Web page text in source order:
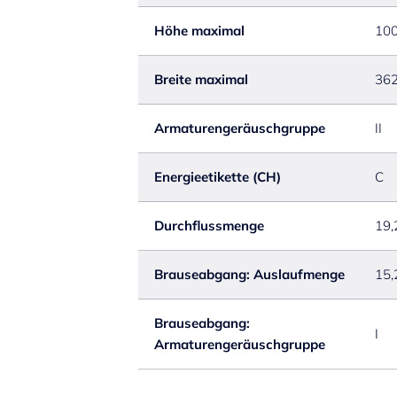
Höhe maximal
Breite maximal
Armaturengeräuschgruppe II
Energieetikette (CH) C
Durchflussmenge
Brauseabgang: Auslaufmenge
Brauseabgang:
Armaturengeräuschgruppe
I